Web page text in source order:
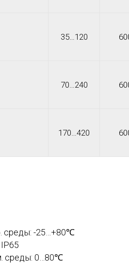
35…120
70…240
170…420
среды: -25…+80℃
среды: 0…80℃